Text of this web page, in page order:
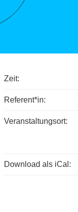
Zeit:
Referent*in:
Veranstaltungsort:
Download als iCal: